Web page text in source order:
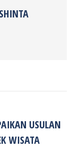
USULAN
WISATA